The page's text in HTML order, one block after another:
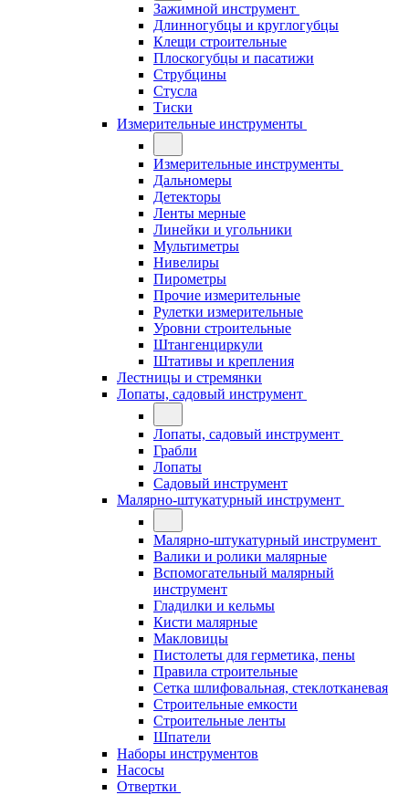
Зажимной инструмент
Длинногубцы и круглогубцы
Клещи строительные
Плоскогубцы и пасатижи
Струбцины
Стусла
Тиски
Измерительные инструменты
Измерительные инструменты
Дальномеры
Детекторы
Ленты мерные
Линейки и угольники
Мультиметры
Нивелиры
Пирометры
Прочие измерительные
Рулетки измерительные
Уровни строительные
Штангенциркули
Штативы и крепления
Лестницы и стремянки
Лопаты, садовый инструмент
Лопаты, садовый инструмент
Грабли
Лопаты
Садовый инструмент
Малярно-штукатурный инструмент
Малярно-штукатурный инструмент
Валики и ролики малярные
Вспомогательный малярный
инструмент
Гладилки и кельмы
Кисти малярные
Макловицы
Пистолеты для герметика, пены
Правила строительные
Сетка шлифовальная, стеклотканевая
Строительные емкости
Строительные ленты
Шпатели
Наборы инструментов
Насосы
Отвертки